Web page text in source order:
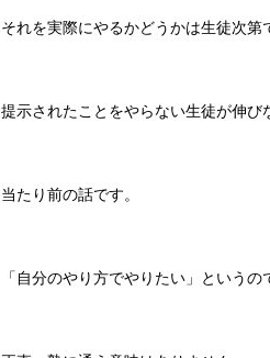
それを実際にやるかどうかは生徒次第
提示されたことをやらない生徒が伸び
当たり前の話です。
「自分のやり方でやりたい」というの